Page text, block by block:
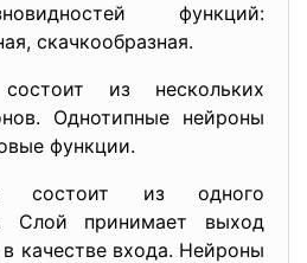
функций:
скачкообразная.
из нескольких
Однотипные нейроны
функции.
состоит из одного
Слой принимает выход
качестве входа. Нейроны